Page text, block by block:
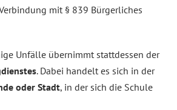
mit § 839 Bürgerliches
Unfälle übernimmt stattdessen der
. Dabei handelt es sich in der
oder Stadt, in der sich die Schule